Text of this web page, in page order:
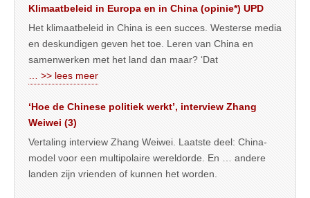
Klimaatbeleid in Europa en in China (opinie*) UPD
Het klimaatbeleid in China is een succes. Westerse media
en deskundigen geven het toe. Leren van China en
samenwerken met het land dan maar? ‘Dat
… >> lees meer
‘Hoe de Chinese politiek werkt’, interview Zhang
Weiwei (3)
Vertaling interview Zhang Weiwei. Laatste deel: China-
model voor een multipolaire wereldorde. En … andere
landen zijn vrienden of kunnen het worden.